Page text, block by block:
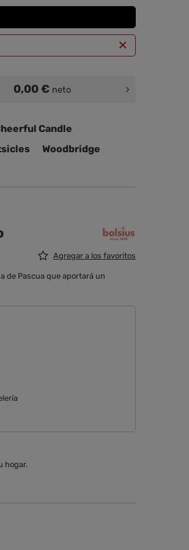
0,00 € neto
Candle
Woodbridge
Agregar a los favoritos
de Pascua que aportará un
hogar.